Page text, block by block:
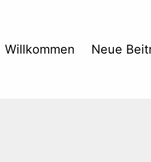
Willkommen Neue